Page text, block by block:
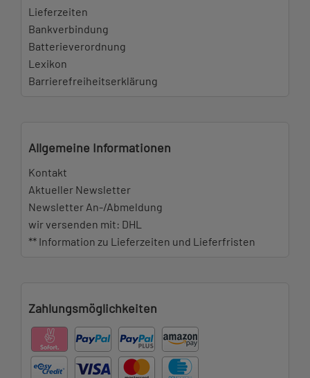
Lieferzeiten
Bankverbindung
Batterieverordnung
Lexikon
Barrierefreiheitserklärung
Allgemeine Informationen
Kontakt
Aktueller Newsletter
Newsletter An-/Abmeldung
wir versenden mit: DHL
** Information zu Lieferzeiten und Lieferfristen
Zahlungsmöglichkeiten